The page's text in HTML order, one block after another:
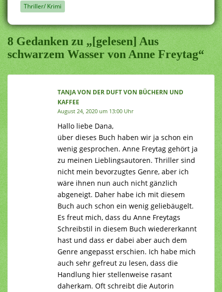
Thriller/ Krimi
8 Gedanken zu „[gelesen] Aus
schwarzem Wasser von Anne Freytag“
TANJA VON DER DUFT VON BÜCHERN UND
KAFFEE
August 24, 2020 um 13:00 Uhr
Hallo liebe Dana,
über dieses Buch haben wir ja schon ein
wenig gesprochen. Anne Freytag gehört ja
zu meinen Lieblingsautoren. Thriller sind
nicht mein bevorzugtes Genre, aber ich
wäre ihnen nun auch nicht gänzlich
abgeneigt. Daher habe ich mit diesem
Buch auch schon ein wenig geliebäugelt.
Es freut mich, dass du Anne Freytags
Schreibstil in diesem Buch wiedererkannt
hast und dass er dabei aber auch dem
Genre angepasst erschien. Ich habe mich
auch sehr gefreut zu lesen, dass die
Handlung hier stellenweise rasant
daherkam. Oft schreibt die Autorin